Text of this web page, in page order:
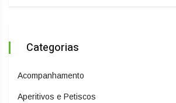
Categorias
Acompanhamento
Aperitivos e Petiscos